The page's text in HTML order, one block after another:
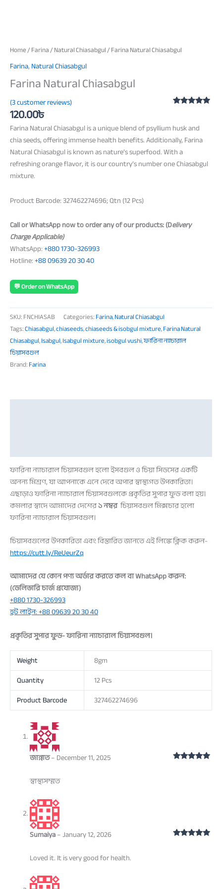
Home/Farina/Natural Chiasabgul/ Farina Natural Chiasabgul
Farina,Natural Chiasabgul
Farina Natural Chiasabgul
based on
customer
ratings
(3customer reviews)
120.00৳
Farina Natural Chiasabgul is a unique blend of psyllium husk and
chia seeds, offering immense health benefits. Additionally, Farina
Natural Chiasabgul is known as nature’s superfood. With a
refreshing orange flavor, it is our country’s number one Chiasabgul
mixture.
Product Barcode: 327462274696; Qtn (12 Pcs)
Call or WhatsApp now to order any of our products: (Delivery
Charge Applicable)
WhatsApp:+880 1730-326993
Hotline:+88 09639 20 30 40
💬 Order on WhatsApp
SKU:FNCHIASAB Categories:Farina,Natural Chiasabgul
Tags:Chiasabgul,chiaseeds,chiaseeds & isobgul mixture,Farina Natural
Chiasabgul,Isabgul,Isabgul mixture,isobgul vushi,ফারিনা ন্যাচারাল
চিয়াসবগুল
Brand:Farina
ফারিনা ন্যাচারাল চিয়াসবগুল হলো ইসবগুল ও চিয়া সিডসের একটি
অনন্য মিশ্রণ, যা আপনাকে এনে দেবে অপার স্বাস্থ্যগত উপকারিতা।
এছাড়াও ফারিনা ন্যাচারাল চিয়াসবগুলকে প্রকৃতির সুপার ফুড বলা হয়।
কমলার স্বাদে আমাদের দেশের১ নম্বরচিয়াসবগুল মিক্সচার হলো
ফারিনা ন্যাচারাল চিয়াসবগুল।
চিয়াসবগুলের উপকারিতা এবং বিস্তারিত জানতে এই লিঙ্কে ক্লিক করুন-
https://cutt.ly/ReUeurZq
আমাদের যে কোন পণ্য অর্ডার করতে কল বা WhatsApp করুন:
(ডেলিভারি চার্জ প্রযোজ্য)
+880 1730-326993
হট লাইন: +88 09639 20 30 40
প্রকৃতির সুপার ফুড- ফারিনা ন্যাচারাল চিয়াসবগুল।
Weight
8gm
Quantity
12 Pcs
Product Barcode
327462274696
জান্নাত–December 11, 2025
স্বাস্থ্যসম্মত
Sumaiya–January 12, 2026
Loved it. It is very good for health.